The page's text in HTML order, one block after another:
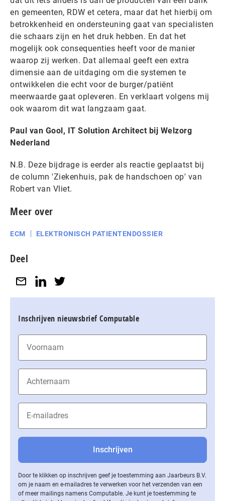
en gemeenten, RDW et cetera, maar dat het hierbij om
betrokkenheid en ondersteuning gaat van specialisten
die schaars zijn en het druk hebben. En dat het
mogelijk ook consequenties heeft voor de manier
waarop zij werken. Dat allemaal geeft een extra
dimensie aan de uitdaging om die systemen te
ontwikkelen die echt voor de burger/patiënt
meerwaarde gaat opleveren. En verklaart volgens mij
ook waarom dit wat langzaam gaat.
Paul van Gool, IT Solution Architect bij Welzorg
Nederland
N.B. Deze bijdrage is eerder als reactie geplaatst bij
de column 'Ziekenhuis, pak de handschoen op' van
Robert van Vliet.
Meer over
ECM ELEKTRONISCH PATIENTENDOSSIER
Deel
Inschrijven nieuwsbrief Computable
Door te klikken op inschrijven geef je toestemming aan Jaarbeurs B.V.
om je naam en e-mailadres te verwerken voor het verzenden van een
of meer mailings namens Computable. Je kunt je toestemming te